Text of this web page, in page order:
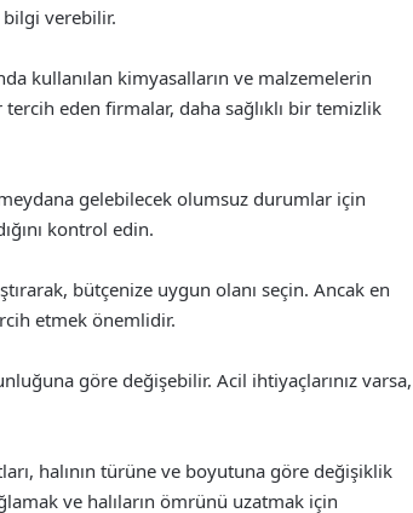
bilgi verebilir.
kullanılan kimyasalların ve malzemelerin
eden firmalar, daha sağlıklı bir temizlik
gelebilecek olumsuz durumlar için
kontrol edin.
bütçenize uygun olanı seçin. Ancak en
etmek önemlidir.
göre değişebilir. Acil ihtiyaçlarınız varsa,
halının türüne ve boyutuna göre değişiklik
ve halıların ömrünü uzatmak için